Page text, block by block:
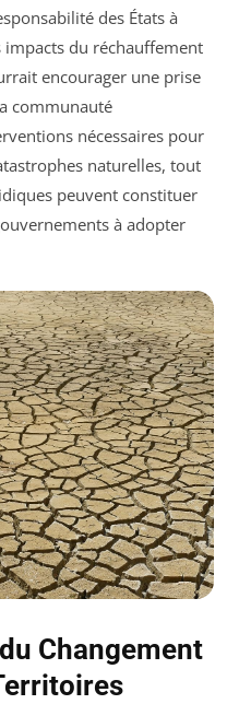
des États à
du réchauffement
encourager une prise
communauté
nécessaires pour
naturelles, tout
peuvent constituer
à adopter
Changement